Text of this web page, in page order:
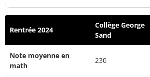
Rentrée 2024
Collège George
Sand
Note moyenne en
math
230